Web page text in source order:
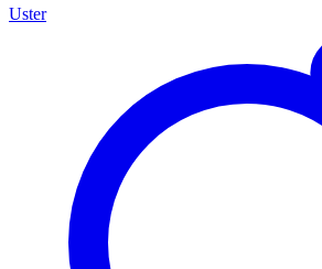
Uster